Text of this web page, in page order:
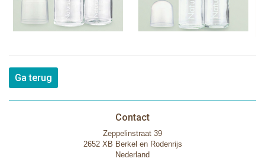
Ga terug
Contact
Zeppelinstraat 39
2652 XB Berkel en Rodenrijs
Nederland